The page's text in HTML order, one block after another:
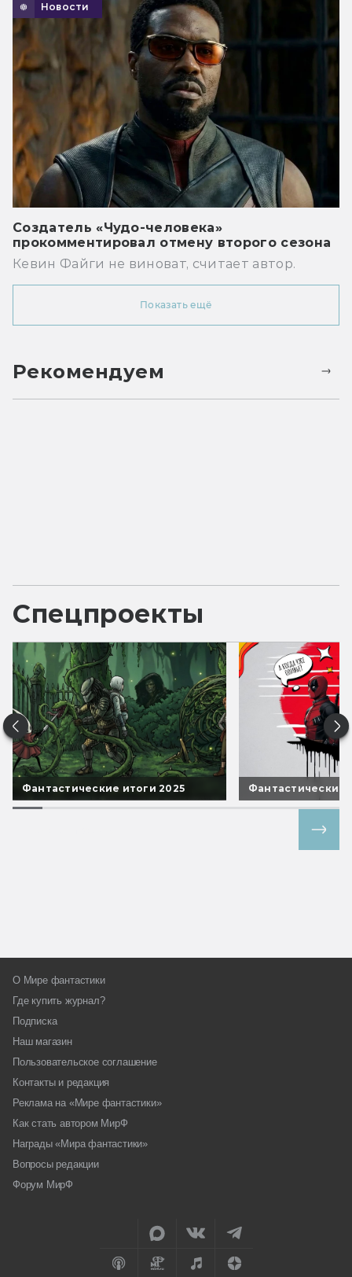
Новости
Создатель «Чудо-человека»
прокомментировал отмену второго сезона
Кевин Файги не виноват, считает автор.
Показать ещё
Рекомендуем
Спецпроекты
Фантастические итоги 2025 Фантастические
О Мире фантастики
Где купить журнал?
Подписка
Наш магазин
Пользовательское соглашение
Контакты и редакция
Реклама на «Мире фантастики»
Как стать автором МирФ
Награды «Мира фантастики»
Вопросы редакции
Форум МирФ